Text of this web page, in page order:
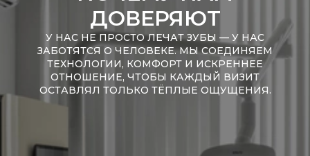
ДОВЕРЯЮТ
У НАС НЕ ПРОСТО ЛЕЧАТ ЗУБЫ — У НАС
ЗАБОТЯТСЯ О ЧЕЛОВЕКЕ. МЫ СОЕДИНЯЕМ
ТЕХНОЛОГИИ, КОМФОРТ И ИСКРЕННЕЕ
ОТНОШЕНИЕ, ЧТОБЫ КАЖДЫЙ ВИЗИТ
ОСТАВЛЯЛ ТОЛЬКО ТЁПЛЫЕ ОЩУЩЕНИЯ.